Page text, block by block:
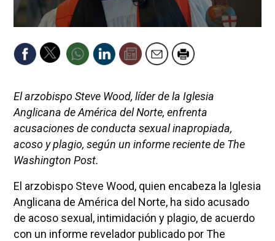
El arzobispo Steve Wood, líder de la Iglesia
Anglicana de América del Norte, enfrenta
acusaciones de conducta sexual inapropiada,
acoso y plagio, según un informe reciente de The
Washington Post.
El arzobispo Steve Wood, quien encabeza la Iglesia
Anglicana de América del Norte, ha sido acusado
de acoso sexual, intimidación y plagio, de acuerdo
con un informe revelador publicado por The